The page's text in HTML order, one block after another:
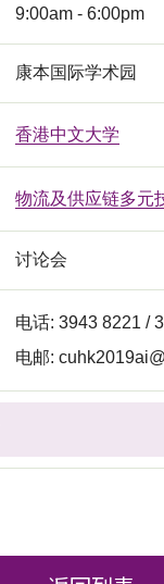
9:00am - 6:00pm
康本国际学术园
香港中文大学
物流及供应链多元
讨论会
电话: 3943 8221 /
电邮: